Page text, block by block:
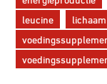
leucine
lichaam